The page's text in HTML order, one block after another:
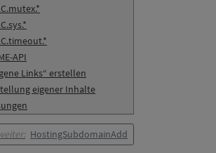
API
Links“ erstellen
eigener Inhalte
HostingSubdomainAdd